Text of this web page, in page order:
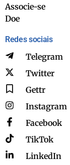
Associe-se
Doe
Redes sociais
Telegram
Twitter
Gettr
Instagram
Facebook
TikTok
LinkedIn